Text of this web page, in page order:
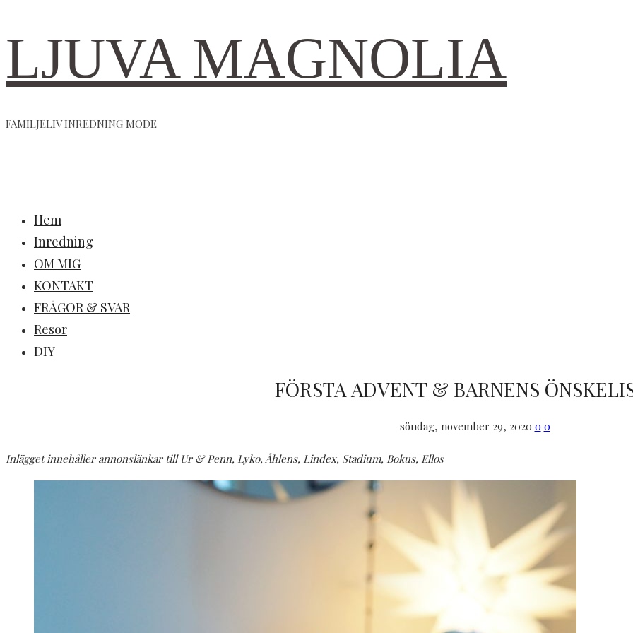
LJUVA MAGNOLIA
FAMILJELIV INREDNING MODE
Hem
Inredning
OM MIG
KONTAKT
FRÅGOR & SVAR
Resor
DIY
FÖRSTA ADVENT & BARNENS
söndag, november 29, 2020 0 0
Inlägget innehåller annonslänkar till Ur & Penn, Lyko, Åhlens, Lindex, Stadium, Bokus, Ellos